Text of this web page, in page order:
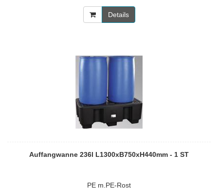
Details
Auffangwanne 236l L1300xB750xH440mm - 1 ST
PE m.PE-Rost